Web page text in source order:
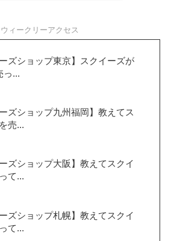
ウィークリーアクセス
ーズショップ東京】スクイーズが
っ...
ーズショップ九州福岡】教えてス
売...
ーズショップ大阪】教えてスクイ
て...
ーズショップ札幌】教えてスクイ
て...